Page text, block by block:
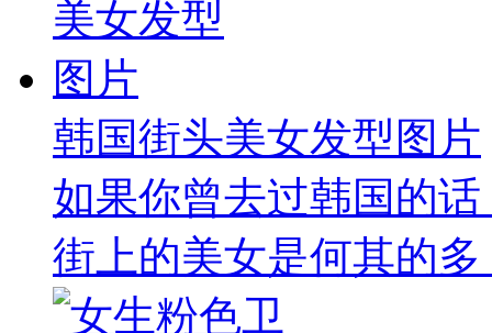
韩国街头美女发型图片
如果你曾去过韩国的
街上的美女是何其的